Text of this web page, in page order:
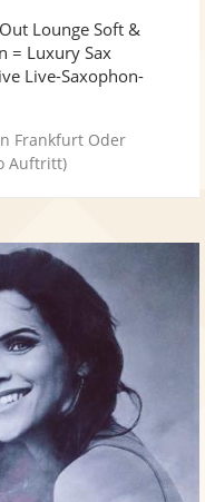
5
Sternen
Lounge Soft &
= Luxury Sax
Live-Saxophon-
Frankfurt Oder
Auftritt)